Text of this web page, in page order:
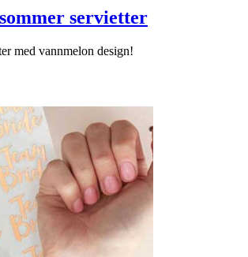
servietter
med vannmelon design!